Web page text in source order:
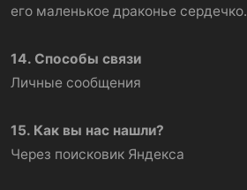
его маленькое драконье сердечко.
14. Способы связи
Личные сообщения
15. Как вы нас нашли?
Через поисковик Яндекса